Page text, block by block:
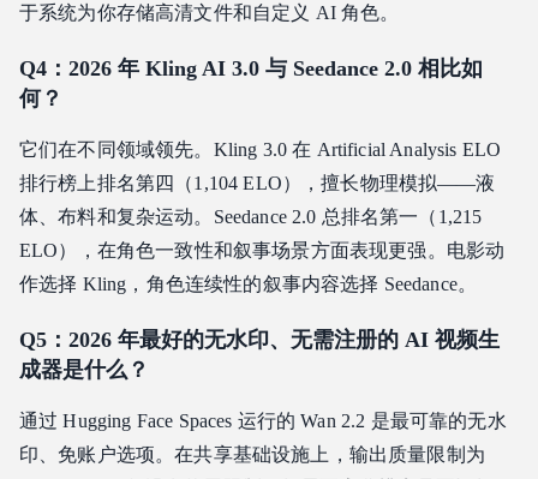
于系统为你存储高清文件和自定义 AI 角色。
Q4：2026 年 Kling AI 3.0 与 Seedance 2.0 相比如
何？
它们在不同领域领先。Kling 3.0 在 Artificial Analysis ELO
排行榜上排名第四（1,104 ELO），擅长物理模拟——液
体、布料和复杂运动。Seedance 2.0 总排名第一（1,215
ELO），在角色一致性和叙事场景方面表现更强。电影动
作选择 Kling，角色连续性的叙事内容选择 Seedance。
Q5：2026 年最好的无水印、无需注册的 AI 视频生
成器是什么？
通过 Hugging Face Spaces 运行的 Wan 2.2 是最可靠的无水
印、免账户选项。在共享基础设施上，输出质量限制为